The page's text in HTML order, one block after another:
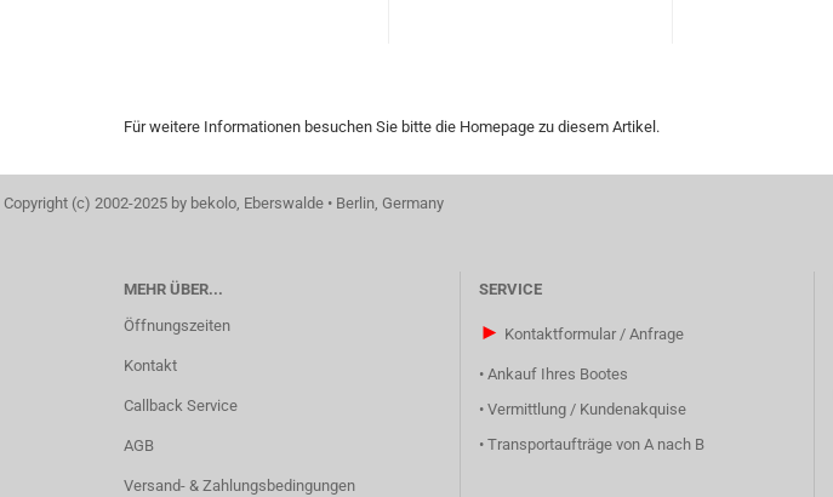
Für weitere Informationen besuchen Sie bitte die Homepage zu diesem Artikel.
Copyright (c) 2002-2025 by bekolo, Eberswalde • Berlin, Germany
MEHR ÜBER...
Öffnungszeiten
Kontakt
Callback Service
AGB
Versand- & Zahlungsbedingungen
SERVICE
► Kontaktformular / Anfrage
• Ankauf Ihres Bootes
• Vermittlung / Kundenakquise
• Transportaufträge von A nach B